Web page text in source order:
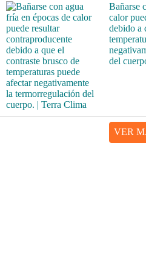
Bañarse
calor
debido a
del
VER